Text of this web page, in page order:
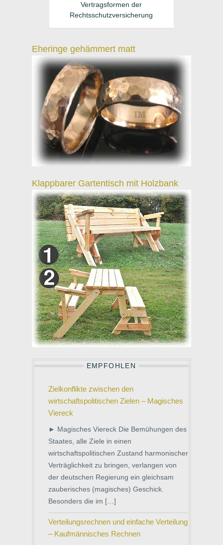
Vertragsformen der
Rechtsschutzversicherung
Eheringe gehämmert matt
Klappbarer Gartentisch mit Holzbank
EMPFOHLEN
Zielkonflikte zwischen den
wirtschaftspolitischen Zielen – Magisches
Viereck
► Magisches Viereck Die Bemühungen des
Staates, alle Ziele in einen
wirtschaftspolitischen Zustand harmonischer
Verträglichkeit zu bringen, verlangen von
der deutschen Regierung ein gleichsam
zauberisches (magisches) Geschick.
Besonders die im […]
Verteilungsrechnen und einfache Verteilung
– Kaufmännisches Rechnen